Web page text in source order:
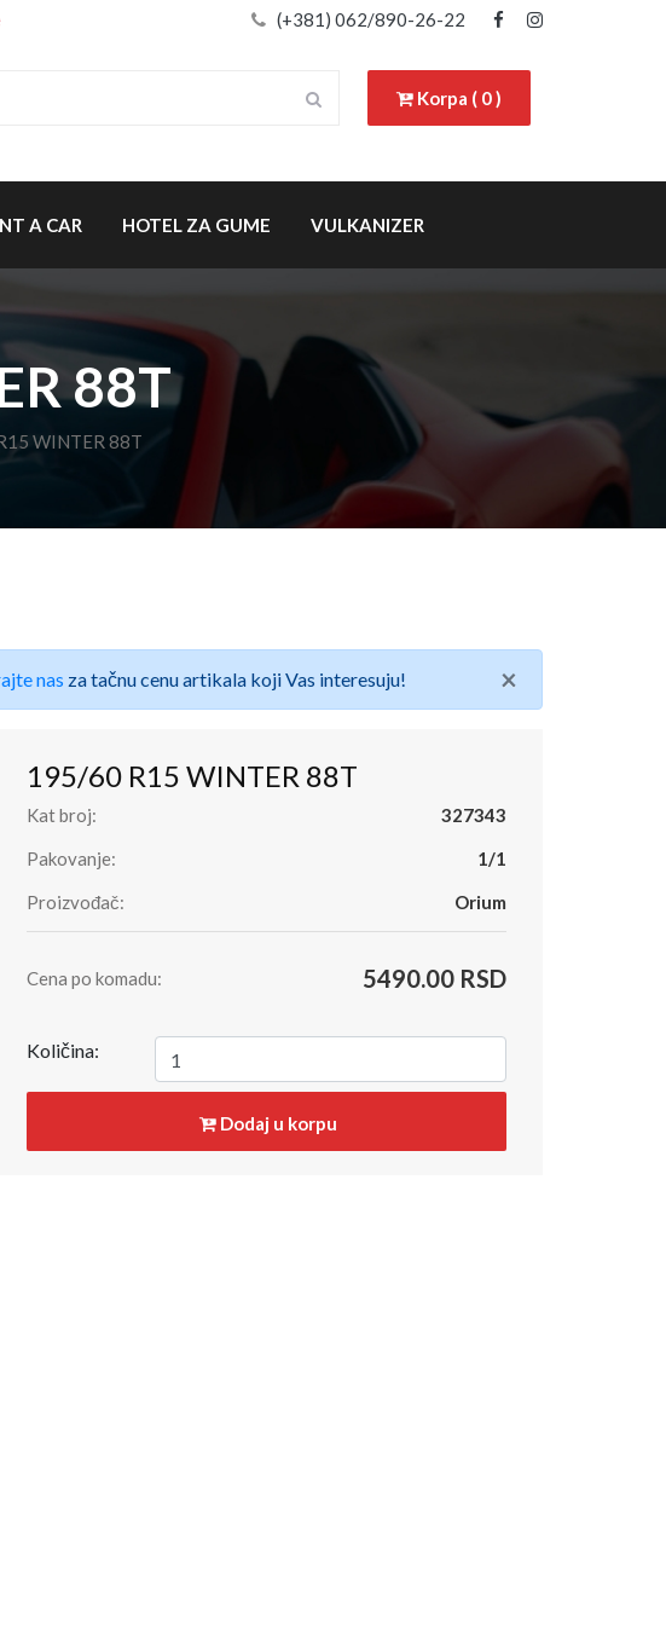
(+381) 062/890-26-22
Korpa ( 0 )
A CAR HOTEL ZA GUME VULKANIZER
88T
WINTER 88T
nas za tačnu cenu artikala koji Vas interesuju! ×
195/60 R15 WINTER 88T
Kat broj:
327343
Pakovanje:
1/1
Proizvođač:
Orium
Cena po komadu: 5490.00 RSD
Količina:
Dodaj u korpu